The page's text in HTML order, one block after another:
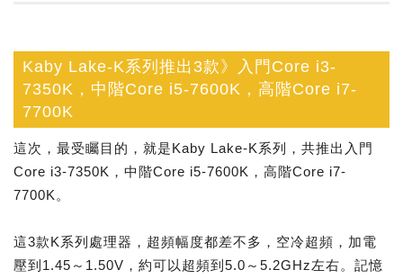
Kaby Lake-K系列推出3款》入門Core i3-
7350K，中階Core i5-7600K，高階Core i7-
7700K
這次，最受矚目的，就是Kaby Lake-K系列，共推出入門
Core i3-7350K，中階Core i5-7600K，高階Core i7-
7700K。
這3款K系列處理器，超頻幅度都差不多，空冷超頻，加電
壓到1.45～1.50V，約可以超頻到5.0～5.2GHz左右。記憶